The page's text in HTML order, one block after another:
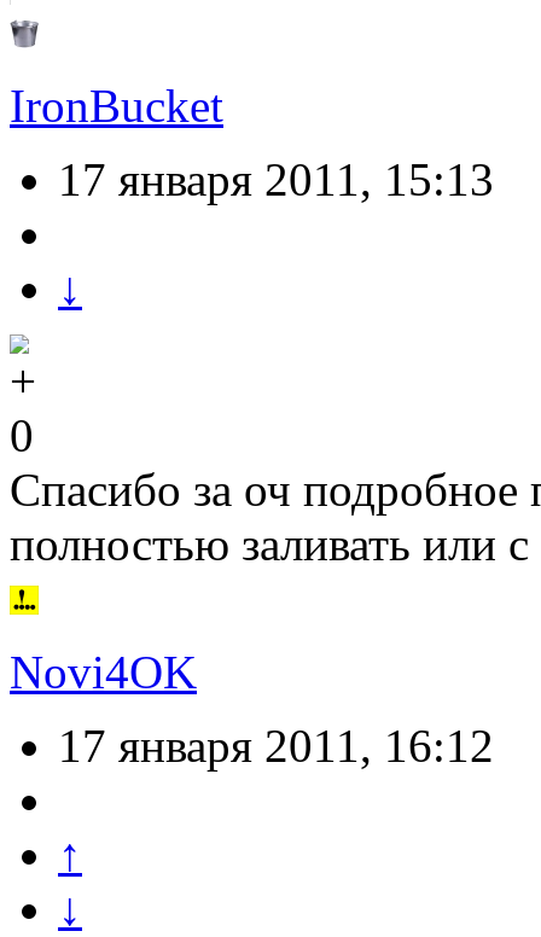
IronBucket
17 января 2011, 15:13
↓
0
Спасибо за оч
полностью заливать или
Novi4OK
17 января 2011, 16:12
↑
↓